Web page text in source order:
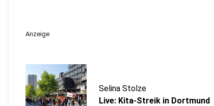
Anzeige
Selina Stolze
Live: Kita-Streik in Dortmund